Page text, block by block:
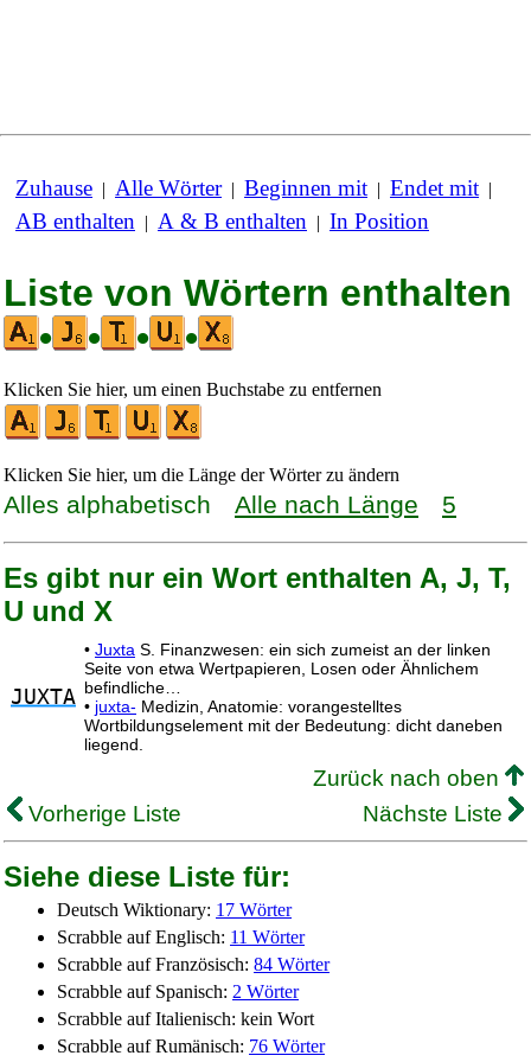
Zuhause | Alle Wörter| Beginnen mit | Endet mit |
AB enthalten | A & B enthalten | In Position
Liste von Wörtern enthalten
•
• • •
Klicken Sie hier, um einen Buchstabe zu entfernen
Klicken Sie hier, um die Länge der Wörter zu ändern
Alles alphabetisch Alle nach Länge 5
Es gibt nur ein Wort enthalten A, J, T,
U und X
JUXTA
• Juxta S. Finanzwesen: ein sich zumeist an der linken
Seite von etwa Wertpapieren, Losen oder Ähnlichem
befindliche…
• juxta- Medizin, Anatomie: vorangestelltes
Wortbildungselement mit der Bedeutung: dicht daneben
liegend.
Zurück nach oben
Vorherige Liste
Nächste Liste
Siehe diese Liste für:
Deutsch Wiktionary: 17 Wörter
Scrabble auf Englisch: 11 Wörter
Scrabble auf Französisch: 84 Wörter
Scrabble auf Spanisch: 2 Wörter
Scrabble auf Italienisch: kein Wort
Scrabble auf Rumänisch: 76 Wörter